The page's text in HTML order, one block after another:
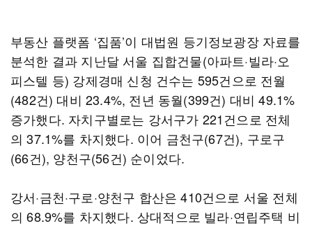
부동산 플랫폼 ‘집품’이 대법원 등기정보광장 자료를
분석한 결과 지난달 서울 집합건물(아파트·빌라·오
피스텔 등) 강제경매 신청 건수는 595건으로 전월
(482건) 대비 23.4%, 전년 동월(399건) 대비 49.1%
증가했다. 자치구별로는 강서구가 221건으로 전체
의 37.1%를 차지했다. 이어 금천구(67건), 구로구
(66건), 양천구(56건) 순이었다.
강서·금천·구로·양천구 합산은 410건으로 서울 전체
의 68.9%를 차지했다. 상대적으로 빌라·연립주택 비